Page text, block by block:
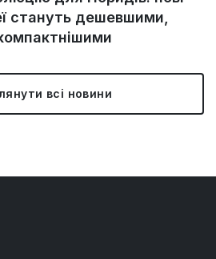
стануть дешевшими,
всі новини